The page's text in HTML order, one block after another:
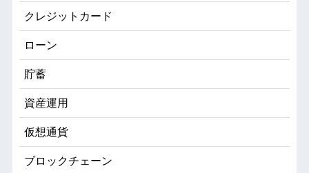
クレジットカード
ローン
貯蓄
資産運用
仮想通貨
ブロックチェーン